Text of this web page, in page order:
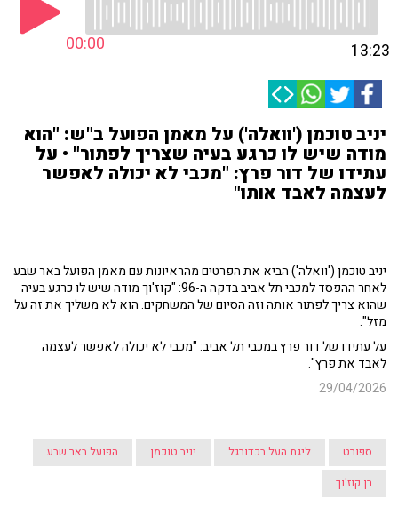
00:00 13:23
יניב טוכמן ('וואלה') על מאמן הפועל ב"ש: "הוא
מודה שיש לו כרגע בעיה שצריך לפתור" • על
עתידו של דור פרץ: "מכבי לא יכולה לאפשר
לעצמה לאבד אותו"
יניב טוכמן ('וואלה') הביא את הפרטים מהראיונות עם מאמן הפועל באר שבע
לאחר ההפסד למכבי תל אביב בדקה ה-96: "קוז'וך מודה שיש לו כרגע בעיה
שהוא צריך לפתור אותה וזה הסיום של המשחקים. הוא לא משליך את זה על
מזל".
על עתידו של דור פרץ במכבי תל אביב: "מכבי לא יכולה לאפשר לעצמה
לאבד את פרץ".
29/04/2026
ספורט ליגת העל בכדורגל יניב טוכמן
הפועל באר שבע
רן קוז'וך